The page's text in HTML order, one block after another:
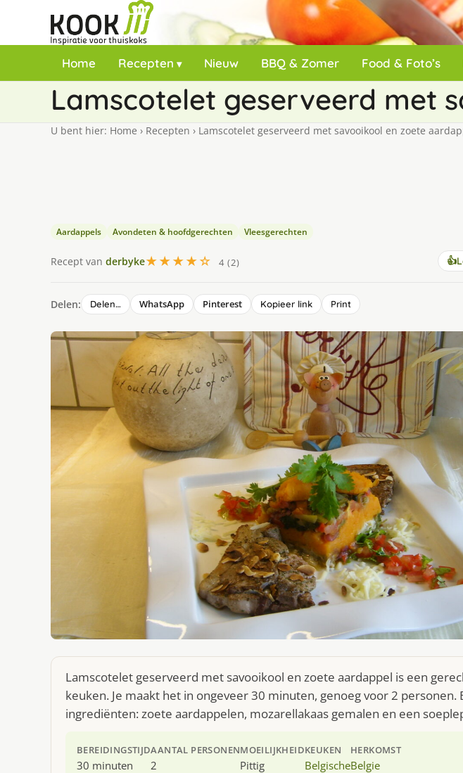
Home Recepten Nieuw BBQ & Zomer Food & Foto’s
Lamscotelet geserveerd met
U bent hier: Home › Recepten › Lamscotelet geserveerd met savooikool en zoete
Aardappels Avondeten & hoofdgerechten Vleesgerechten
Recept van derbyke★★★★☆ 4 (2) 👍
Delen: Delen… WhatsApp Pinterest Kopieer link Print
Lamscotelet geserveerd met savooikool en zoete aardappel is een
keuken. Je maakt het in ongeveer 30 minuten, genoeg voor 2 personen.
ingrediënten: zoete aardappelen, mozarellakaas gemalen en een
BEREIDINGSTIJD
30 minuten
AANTAL PERSONEN
2
MOEILIJKHEID
Pittig
KEUKEN
Belgische
HERKOMST
Belgie